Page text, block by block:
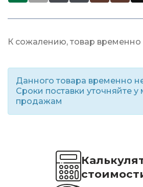
К сожалению, товар временно
Данного товара временно
Сроки поставки уточняйте
продажам